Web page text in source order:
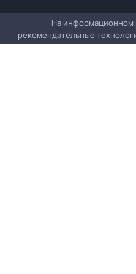
На информационном
рекомендательные